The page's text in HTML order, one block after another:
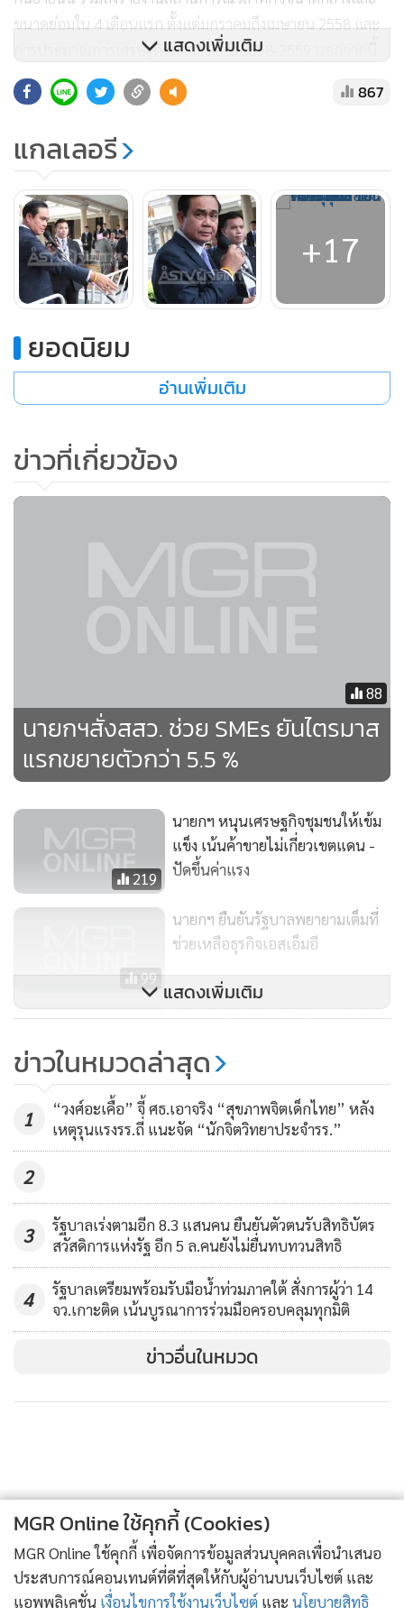
ขนาดย่อมใน 4 เดือนแรก ตั้งแต่มกราคมถึงเมษายน 2558 และ
การประมาณการเศรษฐกิจเอสเอ็มอี ปี 2558-2559 นอกจากนี้
จะมีการรายงานความคืบหน้าการแก้ปัญหาที่สำนักงานส่งเสริม
วิสาหกิจขนาดกลางและขนาดย่อมได้เข้าไปร่วมลงทุน
จากนั้นเวลา 12.00 น. พล.อ.ประยุทธ์กล่าวว่า วันนี้เป็นการ
ประชุม สสว.ถือเป็นว่าเป็นการประชุมที่ได้น้ำได้เนื้อเพราะเรา
เริ่มมาตลอดในเรื่องการทำงานทุกรูปแบบ ปรับการบริหาร
จัดการใหม่ทั้งหมด จัดกลุ่ม สสว.ให้สามารถกำหนดว่าจะช่วย
เหลือกันอย่างไร นำเอสเอ็มอีทั้งหมดเข้าสู่ระบบให้ได้ทั้งระบบ
ภาษีและระบบนิติบุคคล โดยมีการจดทะเบียนนิติบุคคล ซึ่งผู้
ประกอบการต้องขึ้นทะเบียนทั้งหมด รวมจำนวน 2,700,000
ราย และต้องมาดูว่ามีประเภทไหนบ้าง 1. ขยายไปต่างประเทศได้
ไหม 2. จะขยายในประเทศได้หรือไม่ 3. ธุรกิจที่มีอยู่แต่ขาดเงิน
ทุน ถ้าปล่อยต่อไปอาจจะล้มละลายหรือปิดตัวลงก็ต้องไปดู 4. คือ
ศักยภาพอยู่ แต่ที่ผ่านเป็นเพราะการบริหารจัดการที่ไม่ดี ก็จะไป
ดูว่าอันไหนที่พอจะฟื้นตัวขึ้นมาได้บ้าง จะได้ตรงกับสิ่งที่เรา
ต้องการในเรื่องการปรับเปลี่ยนเครื่องจักร เครื่องมือ ความทัน
ในปีหน้าจะเป็นเรื่องการจัดระดับชาติ ปีนี้ประเทศมาเลเซียเป็น
คนจัด ในปีหน้าเราจะจัดเองว่าเรามีอะไรบ้าง เราจะได้รู้ แต่ใน
ระหว่างนี้ตนได้บอกว่าอยากให้มีการจัดงานในลักษณะนี้เพราะ
จะต้องขับเคลื่อนเอสเอ็มอีเราให้ได้ซึ่งเป็นส่วนหลักในการส่งออก
ของเรา วันนี้ถ้าเอสเอ็มอีเข้มแข็ง ผลิตภัณฑ์ของเรามีคุณภาพ
มากขึ้น ราคาสูงขึ้นจึงจะกลับมาในเรื่องของรายได้และของจีดีพี
เราก็ต้องเสริมเอสเอ็มอีไปด้วย อีกอันหนึ่งตนบอกว่าเราต้องมอง
ในภาพของโซเชียลบิซิเนส คือ การประกอบธุรกิจเพื่อสังคม อันนี้
ตนจับใส่เข้าไปอีกอัน เอสเอ็มอีภาคเอกชนเราก็ดูแลไปแล้ว ตอน
นี้เราก็จะดูแลภาคเกษตรกรรมด้วย คือเอาสหกรณ์ทางการ
เกษตร หรือรัฐวิสาหกิจชุมชนมาอยู่ตรงนี้ด้วย เพื่อจะหาเงินทุน
ให้เขา แล้วเขาก็จะนำมาประกอบการ แต่เป็นในลักษณะที่นำผล
กำไรมาเพื่อแบ่งปัน โดยให้เขามีแหล่งที่จะไปซื้อจากเกษตรกร
เขาจะเข้มแข็งขึ้นด้วย โดยมี 3 ช่องทาง 1. โซเชียลบิซิเนส 2. เอส
เอ็มอี 3. ผู้ประกอบการธุรกิจขนาดใหญ่ซึ่งจะเป็นห่วงโซ่ต่อกันใน
วันหน้า วันนี้เราจะต้องสร้างความเข้มแข็งในทุกอัน ถ้าไม่เข้มแข็ง
เพียงพอก็ไปไม่ได้ เพราะจะทำให้ทั้งหมดต่ำลงทุกอัน
พล.อ.ประยุทธ์กล่าวว่า ส่วนเรื่องเขตเศรษฐกิจพิเศษวันนี้ต้อง
ชี้แจงอีกครั้งว่าเรามีศูนย์โอเอสเอส คือ ศูนย์ที่ให้วันสต็อปเซอร์วิส
ทำงานร่วมกับศูนย์ดำรงธรรมรวมถึงช่องทางหารือร่วมกันกับเอส
เอ็มอี เพราะฉะนั้นต่อไปเอสเอ็มอีจะมีช่องทางที่จะรวมกันมา เรา
จะได้สักทีไม่อย่างนั้นจะมาบอกว่าช่องทางไม่มี ไปธนาคาร
โดยตรงก็ไม่ได้ ก็เริ่มกันตรงนี้แล้ว เราเปิดช่องทางให้เขา เงินทุน
ตนได้ขอความร่วมมือจากธนาคารพาณิชย์ ว่าขอให้ดูแลธุรกิจโซ
แข็งหรือไม่เข้มแข็ง ต้องเริ่มจากไปขึ้นทะเบียน สสว. วันนี้รัฐตั้ง
ศูนย์จดทะเบียนทางเว็บไซต์ ส่วนเรื่องการปรับโครงสร้างการ
ทำงานก็ค่อยๆ เดินหน้าไป
แสดงเพิ่มเติม
867
แกลเลอรี
+17
ยอดนิยม
อ่านเพิ่มเติม
ข่าวที่เกี่ยวข้อง
88
นายกฯสั่งสสว. ช่วย SMEs ยันไตรมาส
แรกขยายตัวกว่า 5.5 %
219
นายกฯ หนุนเศรษฐกิจชุมชนให้เข้ม
แข็ง เน้นค้าขายไม่เกี่ยวเขตแดน -
ปัดขึ้นค่าแรง
99
นายกฯ ยืนยันรัฐบาลพยายามเต็มที่
ช่วยเหลือธุรกิจเอสเอ็มอี
662
เจ้าแม่การกุศล “เก๋-ชลลดา เมฆ
แสดงเพิ่มเติม
ข่าวในหมวดล่าสุด
1
“วงศ์อะเคื้อ” จี้ ศธ.เอาจริง “สุขภาพจิตเด็กไทย” หลัง
เหตุรุนแรงรร.ถี่ แนะจัด “นักจิตวิทยาประจำรร.”
2
3
รัฐบาลเร่งตามอีก 8.3 แสนคน ยืนยันตัวตนรับสิทธิบัตร
สวัสดิการแห่งรัฐ อีก 5 ล.คนยังไม่ยื่นทบทวนสิทธิ
4
รัฐบาลเตรียมพร้อมรับมือน้ำท่วมภาคใต้ สั่งการผู้ว่า 14
จว.เกาะติด เน้นบูรณาการร่วมมือครอบคลุมทุกมิติ
ข่าวอื่นในหมวด
MGR Online ใช้คุกกี้ (Cookies)
MGR Online ใช้คุกกี้ เพื่อจัดการข้อมูลส่วนบุคคลเพื่อนำเสนอ
ประสบการณ์คอนเทนต์ที่ดีที่สุดให้กับผู้อ่านบนเว็บไซต์ และ
แอพพลิเคชั่น เงื่อนไขการใช้งานเว็บไซต์ และ นโยบายสิทธิ